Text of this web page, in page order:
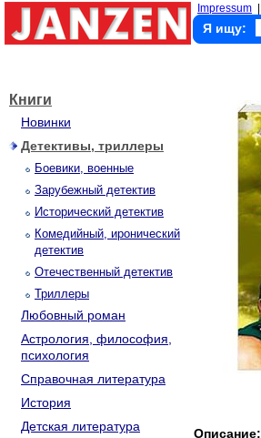
Impressum
Я ищу:
Книги
Новинки
Детективы, триллеры
Боевики, военные
Зарубежный детектив
Исторический детектив
Комедийный, иронический
детектив
Отечественный детектив
Триллеры
Любовный роман
Астрология, философия,
психология
Справочная литература
История
Детская литература
Описание: